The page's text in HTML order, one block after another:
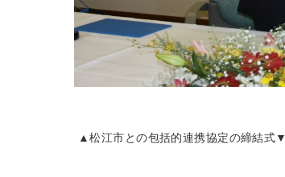
▲松江市との包括的連携協定の締結式▼